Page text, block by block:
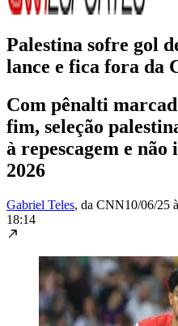
Palestina sofre gol
lance e fica fora da
Com pênalti
fim, seleção
à repescagem e
2026
Gabriel Teles, da CNN10/06/25
18:14